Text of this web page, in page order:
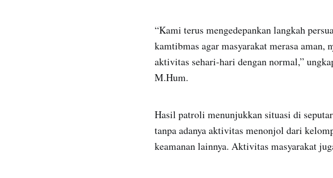
“Kami terus mengedepankan langkah
kamtibmas agar masyarakat merasa aman,
aktivitas sehari-hari dengan normal,”
M.Hum.
Hasil patroli menunjukkan situasi di
tanpa adanya aktivitas menonjol dari
keamanan lainnya. Aktivitas masyarakat